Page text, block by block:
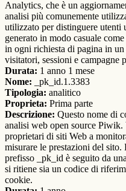
Analytics, che è un
analisi più comunemente
utilizzato per distinguere utenti
generato in modo casuale
in ogni richiesta di pagina in
visitatori, sessioni e campagne
Durata: 1 anno 1 mese
Nome: _pk_id.1.3383
Tipologia: analitico
Proprieta: Prima parte
Descrizione: Questo nome di
analisi web open source
proprietari di siti Web a
misurare le prestazioni del
prefisso _pk_id è seguito da
si ritiene sia un codice di
cookie.